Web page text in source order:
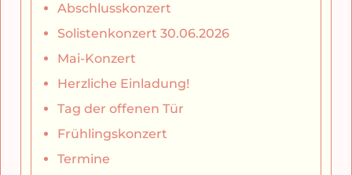
Abschlusskonzert
Solistenkonzert 30.06.2026
Mai-Konzert
Herzliche Einladung!
Tag der offenen Tür
Frühlingskonzert
Termine